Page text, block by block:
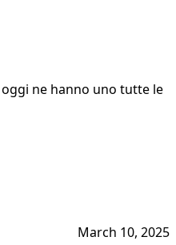
ne hanno uno tutte le
March 10, 2025